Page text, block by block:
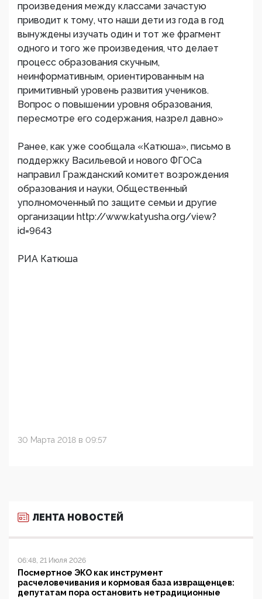
произведения между классами зачастую
приводит к тому, что наши дети из года в год
вынуждены изучать один и тот же фрагмент
одного и того же произведения, что делает
процесс образования скучным,
неинформативным, ориентированным на
примитивный уровень развития учеников.
Вопрос о повышении уровня образования,
пересмотре его содержания, назрел давно»
Ранее, как уже сообщала «Катюша», письмо в
поддержку Васильевой и нового ФГОСа
направил Гражданский комитет возрождения
образования и науки, Общественный
уполномоченный по защите семьи и другие
организации http://www.katyusha.org/view?
id=9643
РИА Катюша
30 Марта 2018 в 09:57
ЛЕНТА НОВОСТЕЙ
06:48, 21 Июля 2026
Посмертное ЭКО как инструмент
расчеловечивания и кормовая база извращенцев:
депутатам пора остановить нетрадиционные